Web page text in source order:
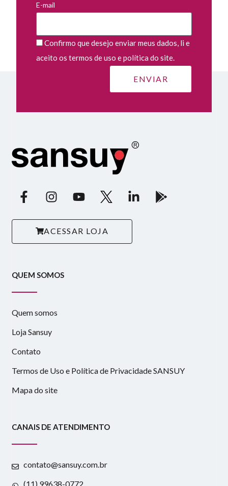
E-mail
Confirmo que desejo enviar meus dados, li e
aceito os termos de uso e política do site.
ACESSAR LOJA
QUEM SOMOS
Quem somos
Loja Sansuy
Contato
Termos de Uso e Política de Privacidade SANSUY
Mapa do site
CANAIS DE ATENDIMENTO
contato@sansuy.com.br
(11) 99638-0772